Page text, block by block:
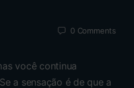
0 Comments
você continua
a sensação é de que a